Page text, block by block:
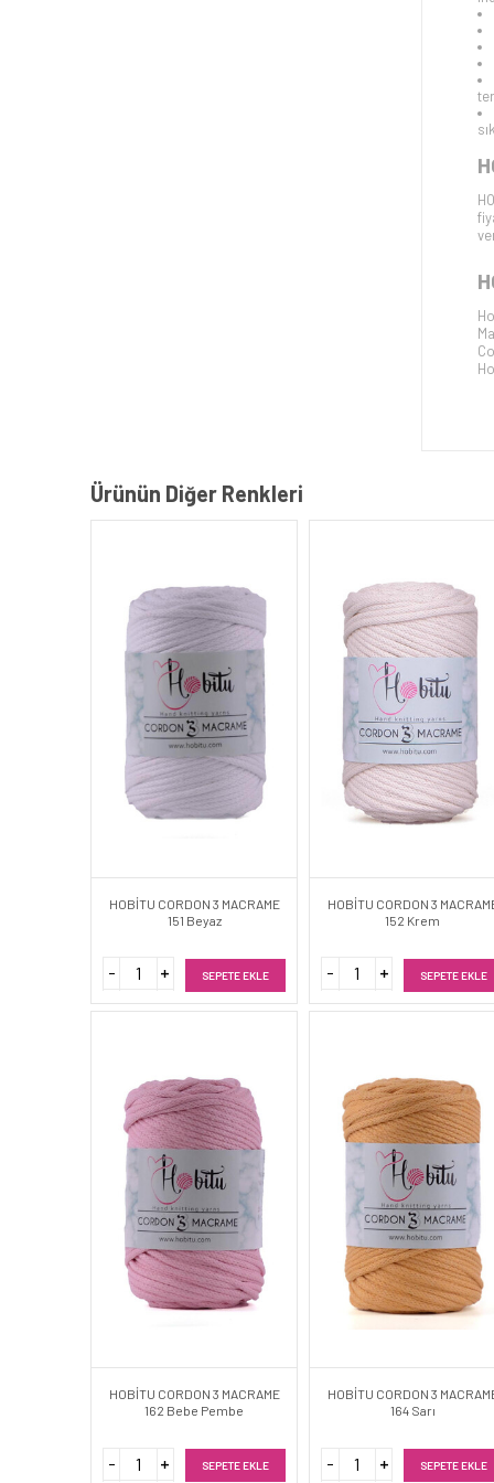
Ürünün Diğer Renkleri
HOBİTU CORDON 3 MACRAME
151 Beyaz
SEPETE EKLE
HOBİTU CORDON 3
152 Krem
SEPETE EKLE
HOBİTU CORDON 3 MACRAME
162 Bebe Pembe
SEPETE EKLE
HOBİTU CORDON 3
164 Sarı
SEPETE EKLE